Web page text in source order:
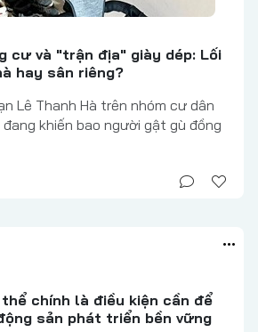
cư và "trận địa" giày dép: Lối
hay sân riêng?
Lê Thanh Hà trên nhóm cư dân
khiến bao người gật gù đồng
chính là điều kiện cần để
sản phát triển bền vững